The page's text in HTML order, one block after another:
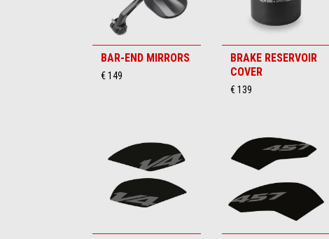
BAR-END MIRRORS
€ 149
BRAKE RESERVOIR
COVER
€ 139